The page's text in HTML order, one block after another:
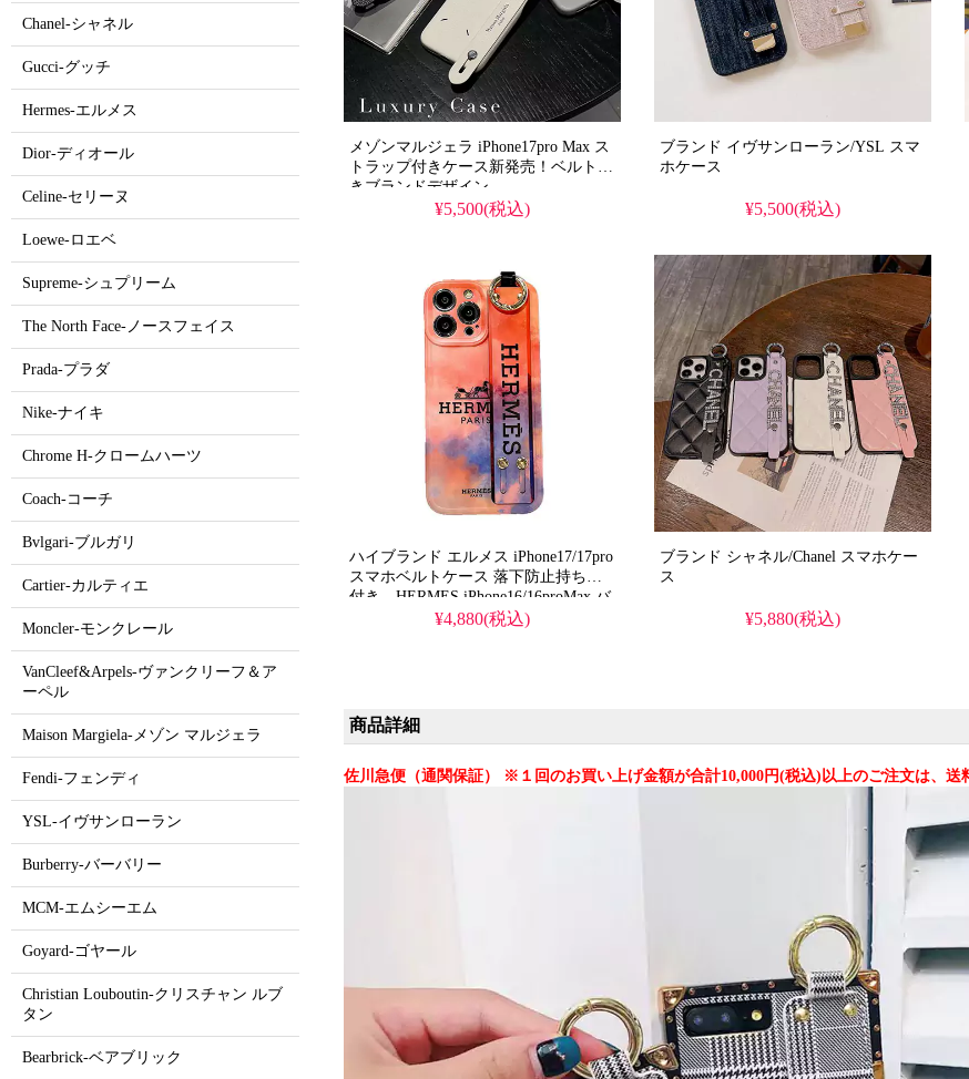
Chanel-シャネル
Gucci-グッチ
Hermes-エルメス
Dior-ディオール
Celine-セリーヌ
Loewe-ロエベ
Supreme-シュプリーム
The North Face-ノースフェイス
Prada-プラダ
Nike-ナイキ
Chrome H-クロームハーツ
Coach-コーチ
Bvlgari-ブルガリ
Cartier-カルティエ
Moncler-モンクレール
VanCleef&Arpels-ヴァンクリーフ＆ア
ーペル
Maison Margiela-メゾン マルジェラ
Fendi-フェンディ
YSL-イヴサンローラン
Burberry-バーバリー
MCM-エムシーエム
Goyard-ゴヤール
Christian Louboutin-クリスチャン ルブ
タン
Bearbrick-ベアブリック
メゾンマルジェラ iPhone17pro Max ス
トラップ付きケース新発売！ベルト付
きブランドデザイン、
iPhone16/15/14pro全機種対応。韓国で
て格安で手に入る。
iPhone16pro/15promaxケースとしても
使える優れもの！
¥5,500(税込)
ブランド イヴサンローラン/YSL スマ
ホケース
¥5,500(税込)
ハイブランド エルメス iPhone17/17pro
スマホベルトケース 落下防止持ち手
付き。HERMES iPhone16/16proMax バ
ンド付き片手操作。iPhone15/14/13 pro
¥4,880(税込)
ブランド シャネル/Chanel スマホケー
ス
¥5,880(税込)
商品詳細
佐川急便（通関保証） ※１回のお買い上げ金額が合計10,000円(税込)以上のご注文は、送